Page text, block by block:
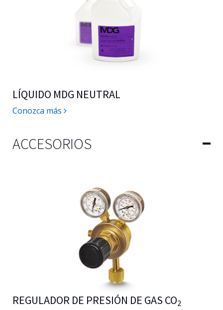
LÍQUIDO MDG NEUTRAL
Conozca más
ACCESORIOS
REGULADOR DE PRESIÓN DE GAS CO2